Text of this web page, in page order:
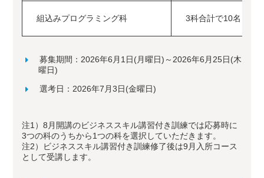
組込みプログラミング科 3科合計で10名
募集期間：2026年6月1日(月曜日)～2026年6月25日(木
曜日)
選考日：2026年7月3日(金曜日)
注1）8月開講のビジネススキル講習付き訓練では応募時に
3つの科のうちから1つの科を選択していただきます。
注2）ビジネススキル講習付き訓練修了後は9月入所コース
として受講します。